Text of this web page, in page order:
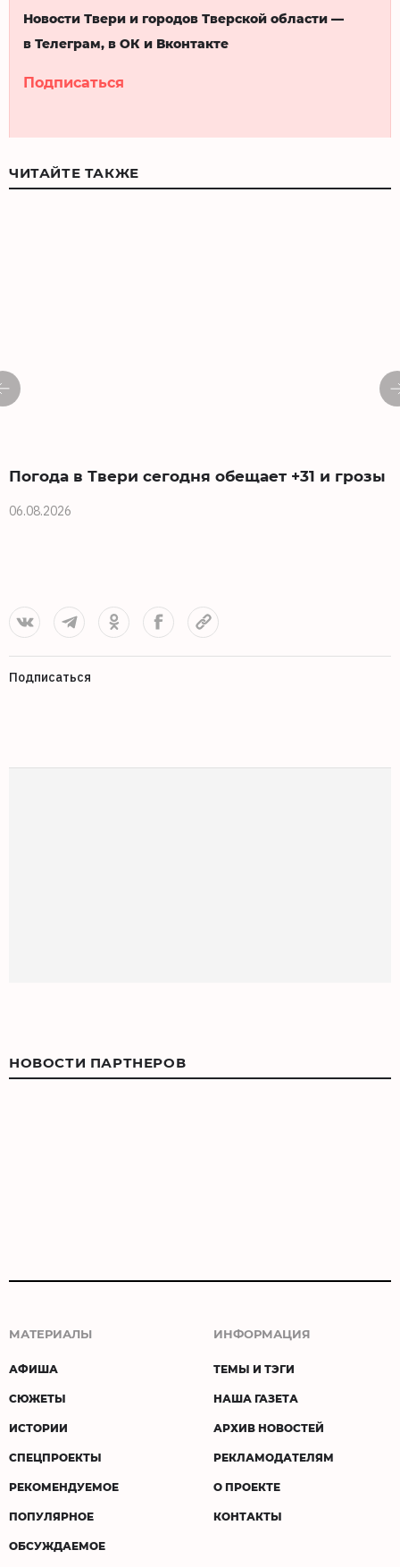
Новости Твери и городов Тверской области —
в Телеграм, в ОК и Вконтакте
Подписаться
ЧИТАЙТЕ ТАКЖЕ
Погода в Твери сегодня обещает +31 и грозы
06.08.2026
Подписаться
НОВОСТИ ПАРТНЕРОВ
МАТЕРИАЛЫ
АФИША
СЮЖЕТЫ
ИСТОРИИ
СПЕЦПРОЕКТЫ
РЕКОМЕНДУЕМОЕ
ПОПУЛЯРНОЕ
ОБСУЖДАЕМОЕ
ИНФОРМАЦИЯ
ТЕМЫ И ТЭГИ
НАША ГАЗЕТА
АРХИВ НОВОСТЕЙ
РЕКЛАМОДАТЕЛЯМ
О ПРОЕКТЕ
КОНТАКТЫ